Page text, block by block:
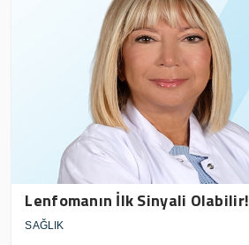
Lenfomanın İlk Sinyali Olabilir!
SAĞLIK